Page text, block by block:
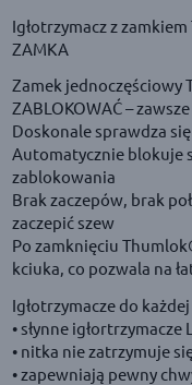
Igłotrzymacz z zamkiem
ZAMKA
Zamek jednoczęściowy
ZABLOKOWAĆ –
Doskonale sprawdza
Automatycznie blokuje
zablokowania
Brak zaczepów, brak
zaczepić szew
Po zamknięciu
kciuka, co pozwala na
Igłotrzymacze do
• słynne
• nitka nie zatrzymuje
• zapewniają pewny